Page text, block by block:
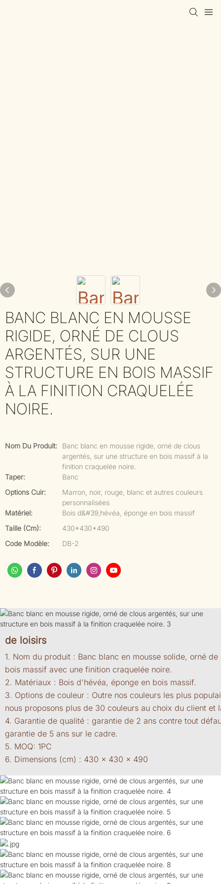
BANC BLANC EN MOUSSE
RIGIDE, ORNÉ DE CLOUS
ARGENTÉS, SUR UNE
STRUCTURE EN BOIS MASSIF
À LA FINITION CRAQUELÉE
NOIRE.
Nom Du Produit:
Banc blanc en mousse rigide, orné de clous
argentés, sur une structure en bois massif à la
finition craquelée noire.
Taper:
Banc
Options Cuir:
Marron, noir, rouge, blanc et autres couleurs
personnalisées
Matériel:
Bois d&#39;hévéa, éponge en bois massif
Taille (cm):
430*430*490
Code Modèle:
DB-2
de loisirs
1. Nom du produit : Banc blanc en mousse solide, orné
bois massif avec une finition craquelée noire.
2. Matériaux : Bois d'hévéa, éponge en bois massif.
3. Options de couleur : Outre nos couleurs les plus
nous proposons plus de 30 couleurs au choix du client et
4. Garantie de qualité : garantie de 2 ans contre tout
garantie de 5 ans sur le cadre.
5. MOQ: 1PC
6. Dimensions (cm) : 430 x 430 x 490